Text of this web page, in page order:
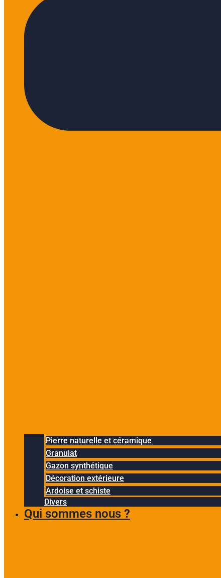
Pierre naturelle et céramique
Granulat
Gazon synthétique
Décoration extérieure
Ardoise et schiste
Divers
Qui sommes nous ?